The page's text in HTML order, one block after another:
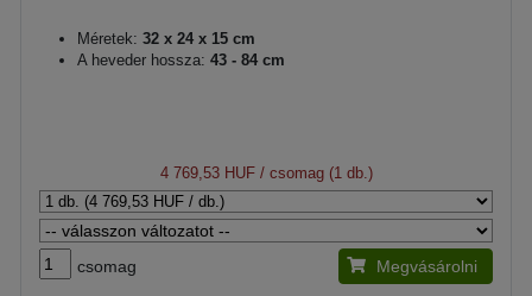
Méretek: 32 x 24 x 15 cm
A heveder hossza: 43 - 84 cm
4 769,53 HUF/ csomag (1 db.)
csomag Megvásárolni